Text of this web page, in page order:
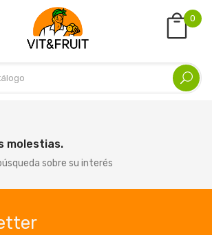
0
molestias.
sobre su interés